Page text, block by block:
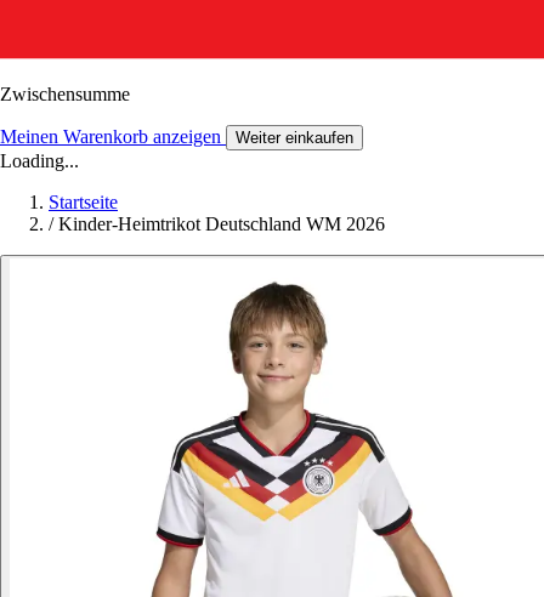
Zwischensumme
Meinen Warenkorb anzeigen Weiter einkaufen
Loading...
Startseite
/ Kinder-Heimtrikot Deutschland WM 2026